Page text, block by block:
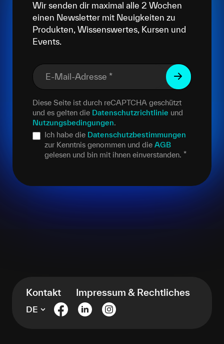
Wir senden dir maximal alle 2 Wochen
einen Newsletter mit Neuigkeiten zu
Produkten, Wissenswertes, Kursen und
Events.
E-Mail-Adresse *
Diese Seite ist durch reCAPTCHA geschützt
und es gelten die Datenschutzrichtlinie und
Nutzungsbedingungen.
Ich habe die Datenschutzbestimmungen
zur Kenntnis genommen und die AGB
gelesen und bin mit ihnen einverstanden. *
Kontakt Impressum & Rechtliches
DE